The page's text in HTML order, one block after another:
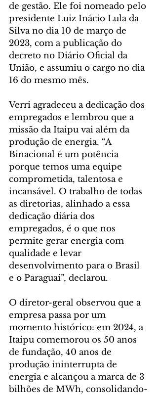
de gestão. Ele foi nomeado pelo
presidente Luiz Inácio Lula da
Silva no dia 10 de março de
2023, com a publicação do
decreto no Diário Oficial da
União, e assumiu o cargo no dia
16 do mesmo mês.
Verri agradeceu a dedicação dos
empregados e lembrou que a
missão da Itaipu vai além da
produção de energia. “A
Binacional é um potência
porque temos uma equipe
comprometida, talentosa e
incansável. O trabalho de todas
as diretorias, alinhado a essa
dedicação diária dos
empregados, é o que nos
permite gerar energia com
qualidade e levar
desenvolvimento para o Brasil
e o Paraguai”, declarou.
O diretor-geral observou que a
empresa passa por um
momento histórico: em 2024, a
Itaipu comemorou os 50 anos
de fundação, 40 anos de
produção ininterrupta de
energia e alcançou a marca de 3
bilhões de MWh, consolidando-